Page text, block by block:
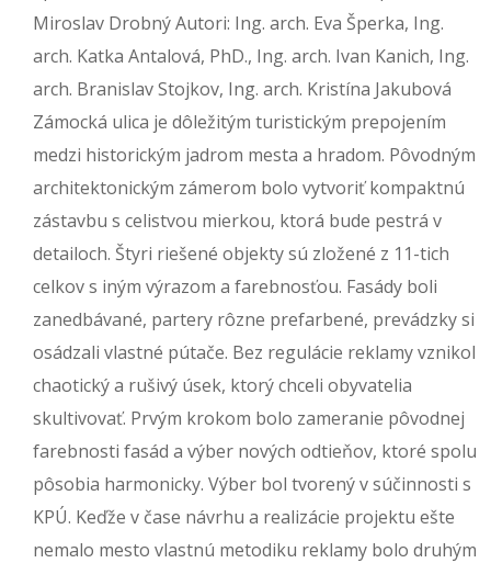
Miroslav Drobný Autori: Ing. arch. Eva Šperka, Ing.
arch. Katka Antalová, PhD., Ing. arch. Ivan Kanich, Ing.
arch. Branislav Stojkov, Ing. arch. Kristína Jakubová
Zámocká ulica je dôležitým turistickým prepojením
medzi historickým jadrom mesta a hradom. Pôvodným
architektonickým zámerom bolo vytvoriť kompaktnú
zástavbu s celistvou mierkou, ktorá bude pestrá v
detailoch. Štyri riešené objekty sú zložené z 11-tich
celkov s iným výrazom a farebnosťou. Fasády boli
zanedbávané, partery rôzne prefarbené, prevádzky si
osádzali vlastné pútače. Bez regulácie reklamy vznikol
chaotický a rušivý úsek, ktorý chceli obyvatelia
skultivovať. Prvým krokom bolo zameranie pôvodnej
farebnosti fasád a výber nových odtieňov, ktoré spolu
pôsobia harmonicky. Výber bol tvorený v súčinnosti s
KPÚ. Keďže v čase návrhu a realizácie projektu ešte
nemalo mesto vlastnú metodiku reklamy bolo druhým